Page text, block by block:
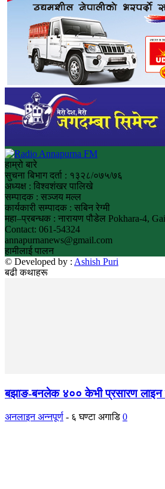
हाम्रो बारे
सुचना बिभाग दर्ता : १३२८/०७५/७६
अध्यक्ष : विश्वशंखर पालिखे
सम्पादक : सञ्जय मल्ल
कार्यकारी सम्पादक : सबिन रेग्मी
महा–प्रबन्धक : नारायण पौडेल Pokhara-4,
Contact: 061-54324
annapurnanews@gmail.com
हामीलाई पालन
© Developed by : Ashish Puri
बढी कथाहरू
बझाङ-बनलेक ४०० केभी प्रसारण लाइन
अनलाइन अन्नपूर्ण - ६ घण्टा अगाडि 0